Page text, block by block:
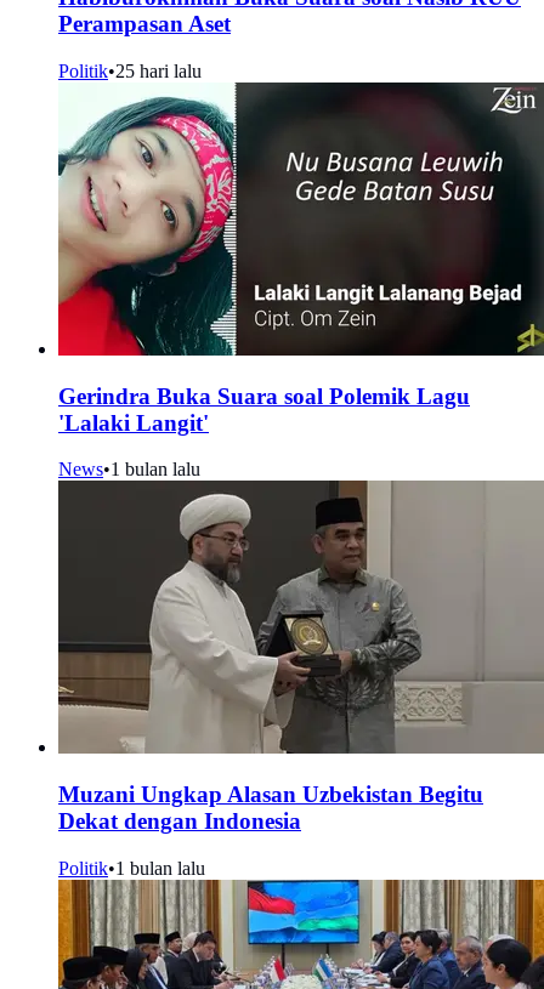
Perampasan Aset
Politik•25 hari lalu
Gerindra Buka Suara soal Polemik Lagu
'Lalaki Langit'
News•1 bulan lalu
Muzani Ungkap Alasan Uzbekistan Begitu
Dekat dengan Indonesia
Politik•1 bulan lalu